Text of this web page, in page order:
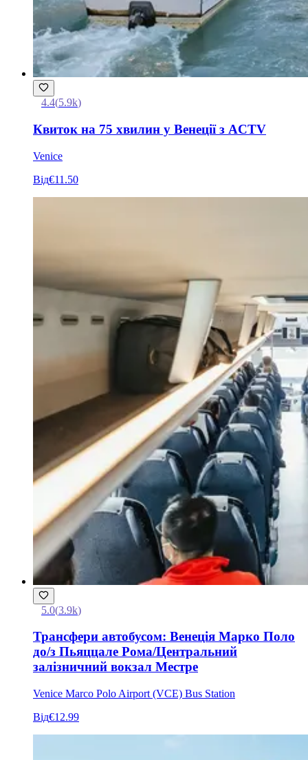
4.4(5.9k)
Квиток на 75 хвилин у Венеції з ACTV
Venice
Від€11.50
5.0(3.9k)
Трансфери автобусом: Венеція Марко Поло
до/з Пьяццале Рома/Центральний
залізничний вокзал Местре
Venice Marco Polo Airport (VCE) Bus Station
Від€12.99